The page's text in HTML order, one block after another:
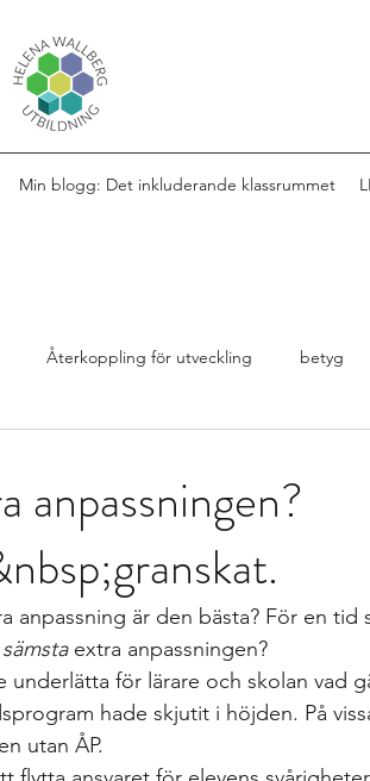
Min blogg: Det inkluderande klassrummet
Återkoppling för utveckling betyg
Growth mindset
Nationella prov Ledarskap
och kategoriskt perspe
anpassningen?
anpassning är den bästa? För en tid
sämsta extra anpassningen?
underlätta för lärare och skolan vad
hade skjutit i höjden. På
utan ÅP.